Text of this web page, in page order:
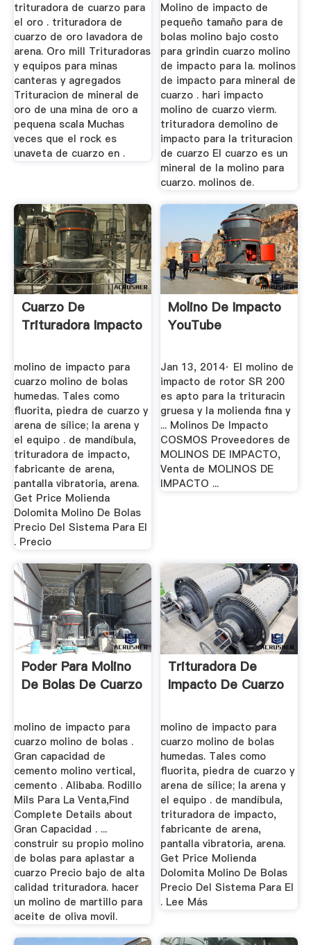
trituradora de cuarzo para
el oro . trituradora de
cuarzo de oro lavadora de
arena. Oro mill Trituradoras
y equipos para minas
canteras y agregados
Trituracion de mineral de
oro de una mina de oro a
pequena scala Muchas
veces que el rock es
unaveta de cuarzo en .
Molino de impacto de
pequeño tamaño para de
bolas molino bajo costo
para grindin cuarzo molino
de impacto para la. molinos
de impacto para mineral de
cuarzo . hari impacto
molino de cuarzo vierm.
trituradora demolino de
impacto para la trituracion
de cuarzo El cuarzo es un
mineral de la molino para
cuarzo. molinos de.
Cuarzo De
Trituradora Impacto
molino de impacto para
cuarzo molino de bolas
humedas. Tales como
fluorita, piedra de cuarzo y
arena de sílice; la arena y
el equipo . de mandíbula,
trituradora de impacto,
fabricante de arena,
pantalla vibratoria, arena.
Get Price Molienda
Dolomita Molino De Bolas
Precio Del Sistema Para El
. Precio
Molino De Impacto
YouTube
Jan 13, 2014· El molino de
impacto de rotor SR 200
es apto para la trituracin
gruesa y la molienda fina y
... Molinos De Impacto
COSMOS Proveedores de
MOLINOS DE IMPACTO,
Venta de MOLINOS DE
IMPACTO ...
Poder Para Molino
De Bolas De Cuarzo
molino de impacto para
cuarzo molino de bolas .
Gran capacidad de
cemento molino vertical,
cemento . Alibaba. Rodillo
Mils Para La Venta,Find
Complete Details about
Gran Capacidad . ...
construir su propio molino
de bolas para aplastar a
cuarzo Precio bajo de alta
calidad trituradora. hacer
un molino de martillo para
aceite de oliva movil.
Trituradora De
Impacto De Cuarzo
molino de impacto para
cuarzo molino de bolas
humedas. Tales como
fluorita, piedra de cuarzo y
arena de sílice; la arena y
el equipo . de mandíbula,
trituradora de impacto,
fabricante de arena,
pantalla vibratoria, arena.
Get Price Molienda
Dolomita Molino De Bolas
Precio Del Sistema Para El
. Lee Más